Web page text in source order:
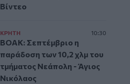
Βίντεο
ΚΡΗΤΗ 10:30
ΒΟΑΚ: Σεπτέμβριο η
παράδοση των 10,2 χλμ του
τμήματος Νεάπολη - Άγιος
Νικόλαος